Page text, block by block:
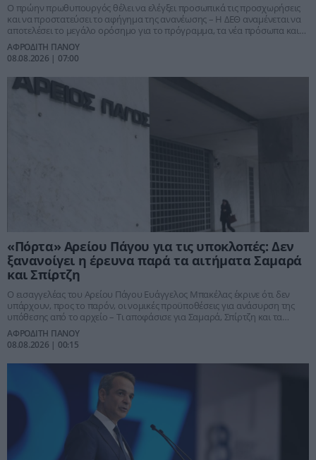
Ο πρώην πρωθυπουργός θέλει να ελέγξει προσωπικά τις προσχωρήσεις
και να προστατεύσει το αφήγημα της ανανέωσης – Η ΔΕΘ αναμένεται να
αποτελέσει το μεγάλο ορόσημο για το πρόγραμμα, τα νέα πρόσωπα και
το πολιτικό προσκλητήριο
ΑΦΡΟΔΙΤΗ ΠΑΝΟΥ
08.08.2026 | 07:00
«Πόρτα» Αρείου Πάγου για τις υποκλοπές: Δεν
ξανανοίγει η έρευνα παρά τα αιτήματα Σαμαρά
και Σπίρτζη
Ο εισαγγελέας του Αρείου Πάγου Ευάγγελος Μπακέλας έκρινε ότι δεν
υπάρχουν, προς το παρόν, οι νομικές προϋποθέσεις για ανάσυρση της
υπόθεσης από το αρχείο – Τι αποφάσισε για Σαμαρά, Σπίρτζη και τα
αιτήματα θυμάτων του Predator και γιατί η πολύκροτη υπόθεση
παραμένει πολιτικά «ζωντανή»
ΑΦΡΟΔΙΤΗ ΠΑΝΟΥ
08.08.2026 | 00:15